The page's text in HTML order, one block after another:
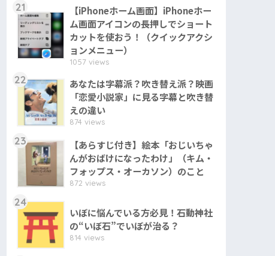
21
【iPhoneホーム画面】iPhoneホー
ム画面アイコンの長押しでショート
カットを使おう！（クイックアクシ
ョンメニュー）
1057 views
22
あなたは字幕派？吹き替え派？映画
「恋愛小説家」に見る字幕と吹き替
えの違い
874 views
23
【あらすじ付き】絵本「おじいちゃ
んがおばけになったわけ」（キム・
フォップス・オーカソン）のこと
872 views
24
いぼに悩んでいる方必見！石動神社
の“いぼ石”でいぼが治る？
814 views